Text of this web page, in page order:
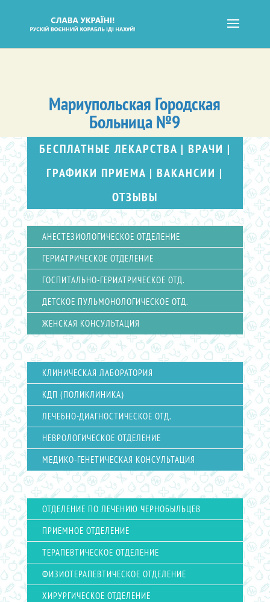
Мариупольская Городская
Больница №9
БЕСПЛАТНЫЕ ЛЕКАРСТВА | ВРАЧИ |
ГРАФИКИ ПРИЕМА | ВАКАНСИИ |
ОТЗЫВЫ
АНЕСТЕЗИОЛОГИЧЕСКОЕ ОТДЕЛЕНИЕ
ГЕРИАТРИЧЕСКОЕ ОТДЕЛЕНИЕ
ГОСПИТАЛЬНО-ГЕРИАТРИЧЕСКОЕ ОТД.
ДЕТСКОЕ ПУЛЬМОНОЛОГИЧЕСКОЕ ОТД.
ЖЕНСКАЯ КОНСУЛЬТАЦИЯ
КЛИНИЧЕСКАЯ ЛАБОРАТОРИЯ
КДП (ПОЛИКЛИНИКА)
ЛЕЧЕБНО-ДИАГНОСТИЧЕСКОЕ ОТД.
НЕВРОЛОГИЧЕСКОЕ ОТДЕЛЕНИЕ
МЕДИКО-ГЕНЕТИЧЕСКАЯ КОНСУЛЬТАЦИЯ
ОТДЕЛЕНИЕ ПО ЛЕЧЕНИЮ ЧЕРНОБЫЛЬЦЕВ
ПРИЕМНОЕ ОТДЕЛЕНИЕ
ТЕРАПЕВТИЧЕСКОЕ ОТДЕЛЕНИЕ
ФИЗИОТЕРАПЕВТИЧЕСКОЕ ОТДЕЛЕНИЕ
ХИРУРГИЧЕСКОЕ ОТДЕЛЕНИЕ